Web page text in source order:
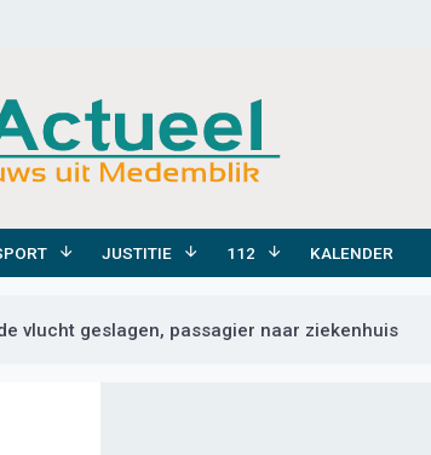
JUSTITIE 112 KALENDER
vlucht geslagen, passagier naar ziekenhuis